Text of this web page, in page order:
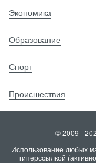
Экономика
Образование
Спорт
Происшествия
© 2009 -
Использование любых
гиперссылкой